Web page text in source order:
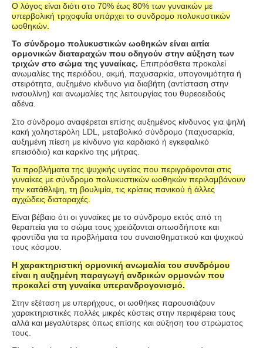
Ο λόγος είναι διότι στο 70% έως 80% των γυναικών με
υπερβολική τριχοφυΐα υπάρχει το συνδρομο πολυκυστικών
ωοθηκών.
Το σύνδρομο πολυκυστικών ωοθηκών είναι αιτία
ορμονικών διαταραχών που οδηγούν στην αύξηση των
τριχών στο σώμα της γυναίκας. Επιπρόσθετα προκαλεί
ανωμαλίες της περιόδου, ακμή, παχυσαρκία, υπογονιμότητα ή
στειρότητα, αυξημένο κίνδυνο για διαβήτη (αντίσταση στην
ινσουλίνη) και ανωμαλίες της λειτουργίας του θυρεοειδούς
αδένα.
Στο σύνδρομο αναφέρεται επίσης αυξημένος κίνδυνος για ψηλή
κακή χοληστερόλη LDL, μεταβολικό σύνδρομο (παχυσαρκία,
αυξημένη πίεση με κίνδυνο για καρδιακό ή εγκεφαλικό
επεισόδιο) και καρκίνο της μήτρας.
Τα προβλήματα της ψυχικής υγείας που περιγράφονται στις
γυναίκες με σύνδρομο πολυκυστικών ωοθηκών περιλαμβάνουν
την κατάθλιψη, τη βουλιμία, τις κρίσεις πανικού ή άλλες
αγχώδεις διαταραχές.
Είναι βέβαιο ότι οι γυναίκες με το σύνδρομο εκτός από τη
θεραπεία για το σώμα τους χρειάζονται οπωσδήποτε και
φροντίδα για τα προβλήματα του συναισθηματικού και ψυχικού
τους κόσμου.
Η χαρακτηριστική ορμονική ανωμαλία του συνδρόμου
είναι η αυξημένη παραγωγή ανδρικών ορμονών που
προκαλεί στη γυναίκα υπερανδρογονισμό.
Στην εξέταση με υπερήχους, οι ωοθήκες παρουσιάζουν
χαρακτηριστικές πολλές μικρές κύστεις στην περιφέρεια τους
αλλά και μεγαλύτερες όπως επίσης και αύξηση του στρώματος
τους.